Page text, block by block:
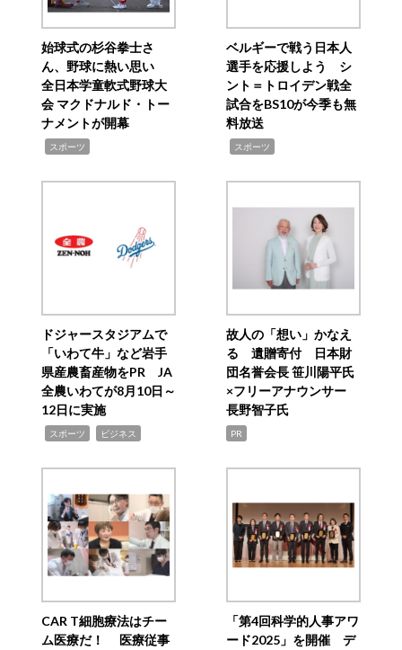
始球式の杉谷拳士さ
ん、野球に熱い思い
全日本学童軟式野球大
会 マクドナルド・トー
ナメントが開幕
スポーツ
ベルギーで戦う日本人
選手を応援しよう シ
ント＝トロイデン戦全
試合をBS10が今季も無
料放送
スポーツ
ドジャースタジアムで
「いわて牛」など岩手
県産農畜産物をPR JA
全農いわてが8月10日～
12日に実施
スポーツ ビジネス
故人の「想い」かなえ
る 遺贈寄付 日本財
団名誉会長 笹川陽平氏
×フリーアナウンサー
長野智子氏
PR
CAR T細胞療法はチー
ム医療だ！ 医療従事
「第4回科学的人事アワ
ード2025」を開催 デ